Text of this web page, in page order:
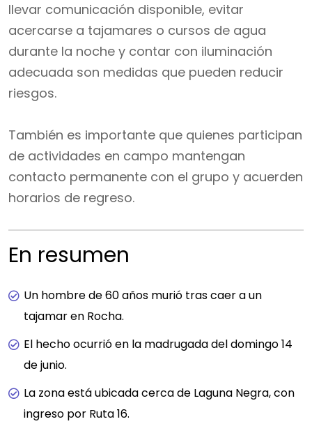
llevar comunicación disponible, evitar
acercarse a tajamares o cursos de agua
durante la noche y contar con iluminación
adecuada son medidas que pueden reducir
riesgos.
También es importante que quienes participan
de actividades en campo mantengan
contacto permanente con el grupo y acuerden
horarios de regreso.
En resumen
Un hombre de 60 años murió tras caer a un
tajamar en Rocha.
El hecho ocurrió en la madrugada del domingo 14
de junio.
La zona está ubicada cerca de Laguna Negra, con
ingreso por Ruta 16.